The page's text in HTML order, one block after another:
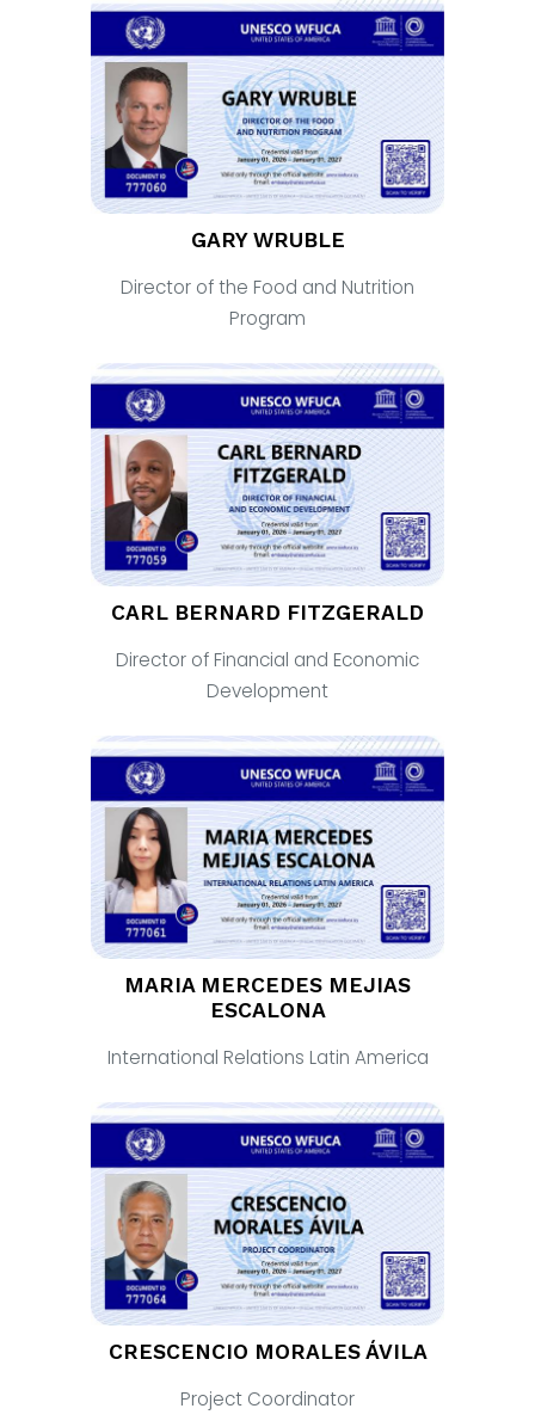
GARY WRUBLE
Director of the Food and Nutrition
Program
CARL BERNARD FITZGERALD
Director of Financial and Economic
Development
MARIA MERCEDES MEJIAS
ESCALONA
International Relations Latin America
CRESCENCIO MORALES ÁVILA
Project Coordinator